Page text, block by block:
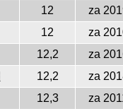
12
za
12
za
12,2
za
12,2
za
12,3
za